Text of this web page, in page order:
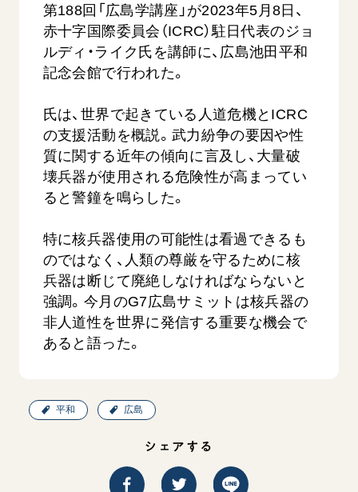
第3代会長・池田大作先生
図書贈呈
会長・理事長・各部長の紹介
略年表
関連団体
道府県中心会館
御書検索［新版］
創価学会総本部
墓地公園・納骨堂
聖教電子版
soka youth media
Soka Gakkai グローバルサイト
SGIピースサイト
ご意見
ご利用にあたって
SOKA PICKS
【被爆証言】「原爆の子」として生きた80年
広島県 早志百…
第188回「広島学講座」が2023年5月8日、
赤十字国際委員会（ICRC）駐日代表のジョ
ルディ・ライク氏を講師に、広島池田平和
記念会館で行われた。
氏は、世界で起きている人道危機とICRC
の支援活動を概説。武力紛争の要因や性
質に関する近年の傾向に言及し、大量破
壊兵器が使用される危険性が高まってい
ると警鐘を鳴らした。
特に核兵器使用の可能性は看過できるも
のではなく、人類の尊厳を守るために核
兵器は断じて廃絶しなければならないと
強調。今月のG7広島サミットは核兵器の
非人道性を世界に発信する重要な機会で
あると語った。
平和 広島
シェアする